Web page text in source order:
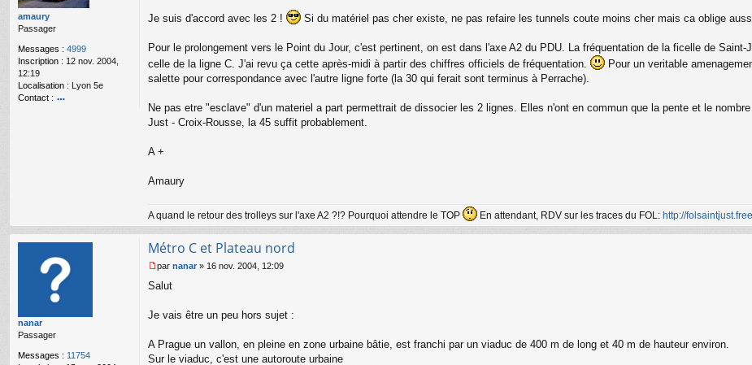
amaury
Passager
Messages : 4999
Inscription : 12 nov. 2004,
12:19
Localisation : Lyon 5e
Contact :
a
e
n
o
u
Je suis d'accord avec les 2 ! Si du matériel pas cher existe, ne pas refaire les tunnels coute moins cher mais ca oblige
Pour le prolongement vers le Point du Jour, c'est pertinent, on est dans l'axe A2 du PDU. La fréquentation de la ficelle de
celle de la ligne C. J'ai revu ça cette après-midi à partir des chiffres officiels de fréquentation.
Pour un veritable
salette pour correspondance avec l'autre ligne forte (la 30 qui ferait sont terminus à Perrache).
Ne pas etre "esclave" d'un materiel a part permettrait de dissocier les 2 lignes. Elles n'ont en commun que la pente et le
Just - Croix-Rousse, la 45 suffit probablement.
A +
Amaury
A quand le retour des trolleys sur l'axe A2 ?!? Pourquoi attendre le TOP En attendant, RDV sur les traces du FOL: http://
nanar
Passager
Messages : 11754
Métro C et Plateau nord
e
s
e
n
par nanar » 16 nov. 2004, 12:09
Salut
Je vais être un peu hors sujet :
A Prague un vallon, en pleine en zone urbaine bâtie, est franchi par un viaduc de 400 m de long et 40 m de hauteur environ.
Sur le viaduc, c'est une autoroute urbaine